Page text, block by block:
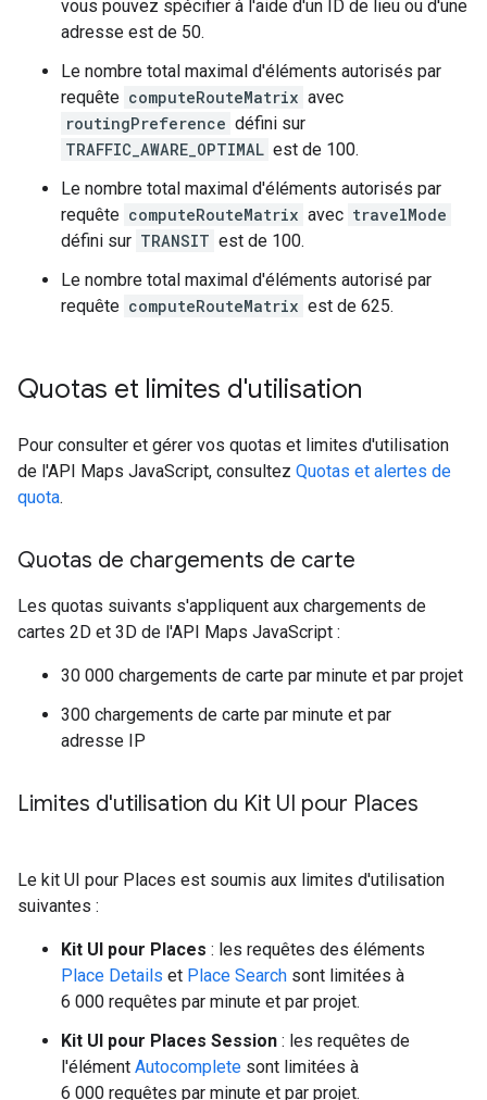
vous pouvez spécifier à l'aide d'un ID de lieu ou d'une
adresse est de 50.
Le nombre total maximal d'éléments autorisés par
requête computeRouteMatrix avec
routingPreference défini sur
TRAFFIC_AWARE_OPTIMAL est de 100.
Le nombre total maximal d'éléments autorisés par
requête computeRouteMatrix avec travelMode
défini sur TRANSIT est de 100.
Le nombre total maximal d'éléments autorisé par
requête computeRouteMatrix est de 625.
Quotas et limites d'utilisation
Pour consulter et gérer vos quotas et limites d'utilisation
de l'API Maps JavaScript, consultez Quotas et alertes de
quota.
Quotas de chargements de carte
Les quotas suivants s'appliquent aux chargements de
cartes 2D et 3D de l'API Maps JavaScript :
30 000 chargements de carte par minute et par projet
300 chargements de carte par minute et par
adresse IP
Limites d'utilisation du Kit UI pour Places
Le kit UI pour Places est soumis aux limites d'utilisation
suivantes :
Kit UI pour Places : les requêtes des éléments
Place Details et Place Search sont limitées à
6 000 requêtes par minute et par projet.
Kit UI pour Places Session : les requêtes de
l'élément Autocomplete sont limitées à
6 000 requêtes par minute et par projet.